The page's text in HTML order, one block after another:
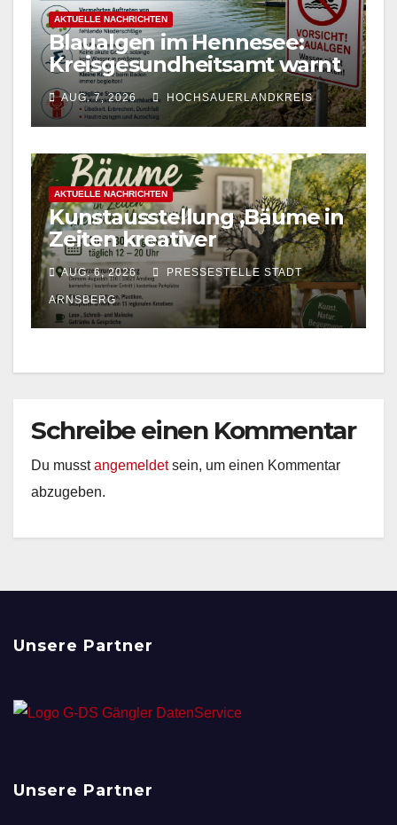
AKTUELLE NACHRICHTEN
Blaualgen im Hennesee:
Kreisgesundheitsamt warnt
Schwimmer und Badegäste
AUG. 7, 2026 HOCHSAUERLANDKREIS
AKTUELLE NACHRICHTEN
Kunstausstellung ‚Bäume in
Zeiten kreativer
Unvernunft‘ im
Bürgerzentrum Arnsberg
AUG. 6, 2026 PRESSESTELLE STADT
ARNSBERG
Schreibe einen Kommentar
Du musstangemeldetsein, um einen Kommentar
abzugeben.
Unsere Partner
Unsere Partner